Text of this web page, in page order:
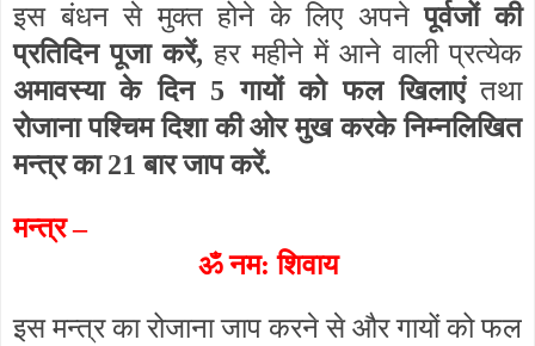
इस बंधन से मुक्त होने के लिए अपनेपूर्वजों की
प्रतिदिन पूजा करें, हर महीने में आने वाली प्रत्येक
अमावस्या के दिन 5 गायों को फल खिलाएंतथा
रोजाना पश्चिम दिशा की ओर मुख करके निम्नलिखित
मन्त्र का 21 बार जाप करें.
मन्त्र –
ॐ नम: शिवाय
इस मन्त्र का रोजाना जाप करने से और गायों को फल